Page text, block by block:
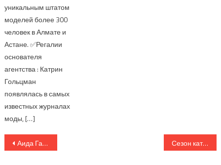
уникальным штатом
моделей более 300
человек в Алмате и
Астане. ✅Регалии
основателя
агентства : Катрин
Гольцман
появлялась в самых
известных журналах
моды, […]
Навигация по записям
Аида Гарифуллина впервые выступила в Казахстане. Сезон катаний 2024-2025 — Казахстан — Шымбулак